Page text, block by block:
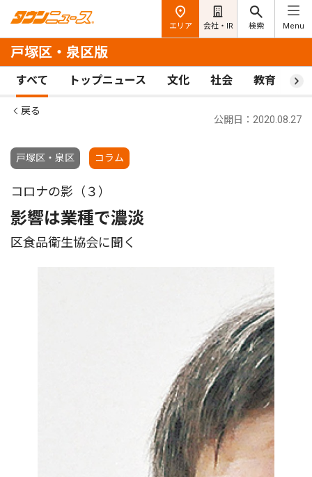
エリア 会社・IR 検索 Menu
戸塚区・泉区版
すべて トップニュース 文化 社会 教育 ス
戻る
戸塚区・泉区 コラム
公開日：2020.08.27
コロナの影（３）
影響は業種で濃淡
区食品衛生協会に聞く